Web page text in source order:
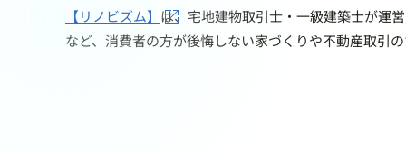
【リノビズム】 は、宅地建物取引士・一級建築士が運
など、消費者の方が後悔しない家づくりや不動産取引